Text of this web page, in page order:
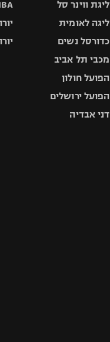
ליגת ווינר סל
ליגה לאומית
כדורסל נשים
מכבי תל אביב
הפועל חולון
הפועל ירושלים
דני אבדיה